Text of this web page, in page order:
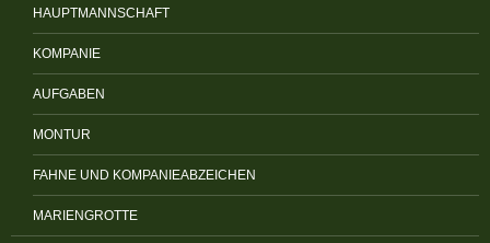
HAUPTMANNSCHAFT
KOMPANIE
AUFGABEN
MONTUR
FAHNE UND KOMPANIEABZEICHEN
MARIENGROTTE